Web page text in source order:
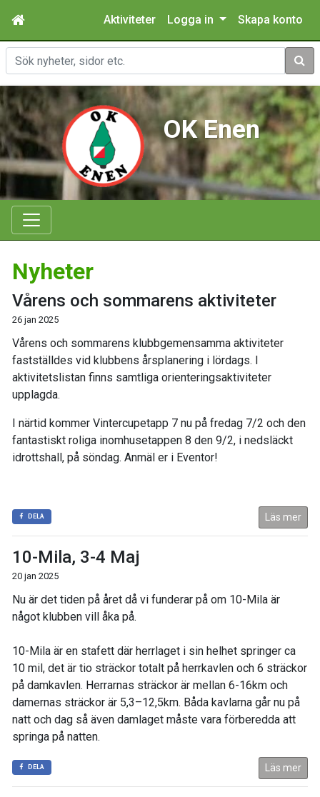
Aktiviteter Logga in Skapa konto
Sök
OK Enen
Nyheter
Vårens och sommarens aktiviteter
26 jan 2025
Vårens och sommarens klubbgemensamma aktiviteter
fastställdes vid klubbens årsplanering i lördags. I
aktivitetslistan finns samtliga orienteringsaktiviteter
upplagda.
I närtid kommer Vintercupetapp 7 nu på fredag 7/2 och den
fantastiskt roliga inomhusetappen 8 den 9/2, i nedsläckt
idrottshall, på söndag. Anmäl er i Eventor!
DELA Läs mer
10-Mila, 3-4 Maj
20 jan 2025
Nu är det tiden på året då vi funderar på om 10-Mila är
något klubben vill åka på.
10-Mila är en stafett där herrlaget i sin helhet springer ca
10 mil, det är tio sträckor totalt på herrkavlen och 6 sträckor
på damkavlen. Herrarnas sträckor är mellan 6-16km och
damernas sträckor är 5,3–12,5km. Båda kavlarna går nu på
natt och dag så även damlaget måste vara förberedda att
springa på natten.
DELA Läs mer